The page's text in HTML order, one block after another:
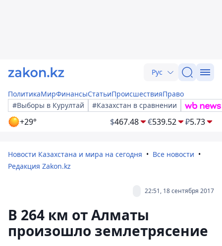
Рус
ПолитикаМирФинансыСтатьиПроисшествияПраво
#Выборы в Курултай
#Казахстан в сравнении
+29° $467.48 €539.52 ₽5.73
Новости Казахстана и мира на сегодня
Все новости
Редакция Zakon.kz
22:51, 18 сентября 2017
В 264 км от Алматы
произошло землетрясение